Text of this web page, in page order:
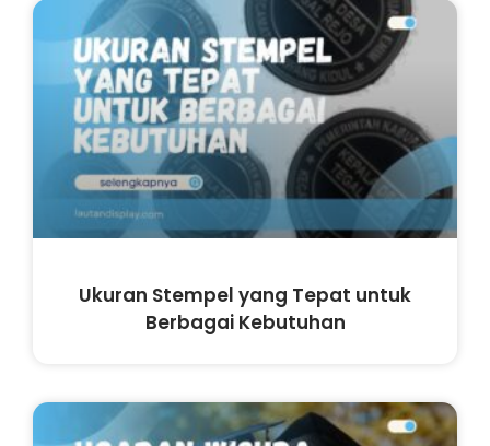
Ukuran Stempel yang Tepat untuk
Berbagai Kebutuhan